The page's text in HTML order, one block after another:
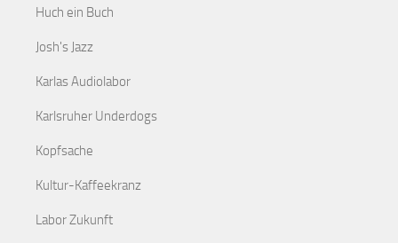
Huch ein Buch
Josh's Jazz
Karlas Audiolabor
Karlsruher Underdogs
Kopfsache
Kultur-Kaffeekranz
Labor Zukunft